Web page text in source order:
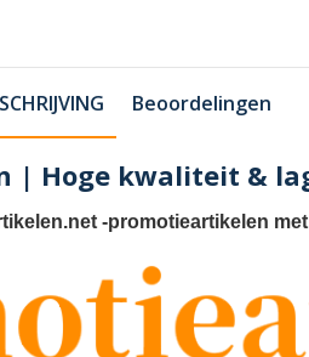
Beoordelingen
| Hoge kwaliteit &
-promotieartikelen